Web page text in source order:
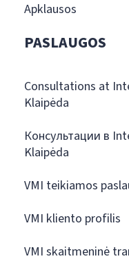
Apklausos
PASLAUGOS
Consultations at
Klaipėda
Консультации в
Klaipėda
VMI teikiamos
VMI kliento profilis
VMI skaitmeninė